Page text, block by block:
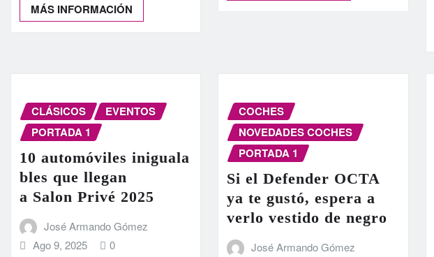
MÁS INFORMACIÓN
CLÁSICOS
EVENTOS
PORTADA 1
10 automóviles iniguala
bles que llegan
a Salon Privé 2025
José Armando Gómez
Ago 9, 2025
0
COCHES
NOVEDADES COCHES
PORTADA 1
Si el Defender OCTA
ya te gustó, espera a
verlo vestido de negro
José Armando Gómez